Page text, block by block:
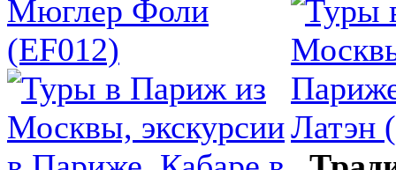
Мюглер Фоли
(EF012)